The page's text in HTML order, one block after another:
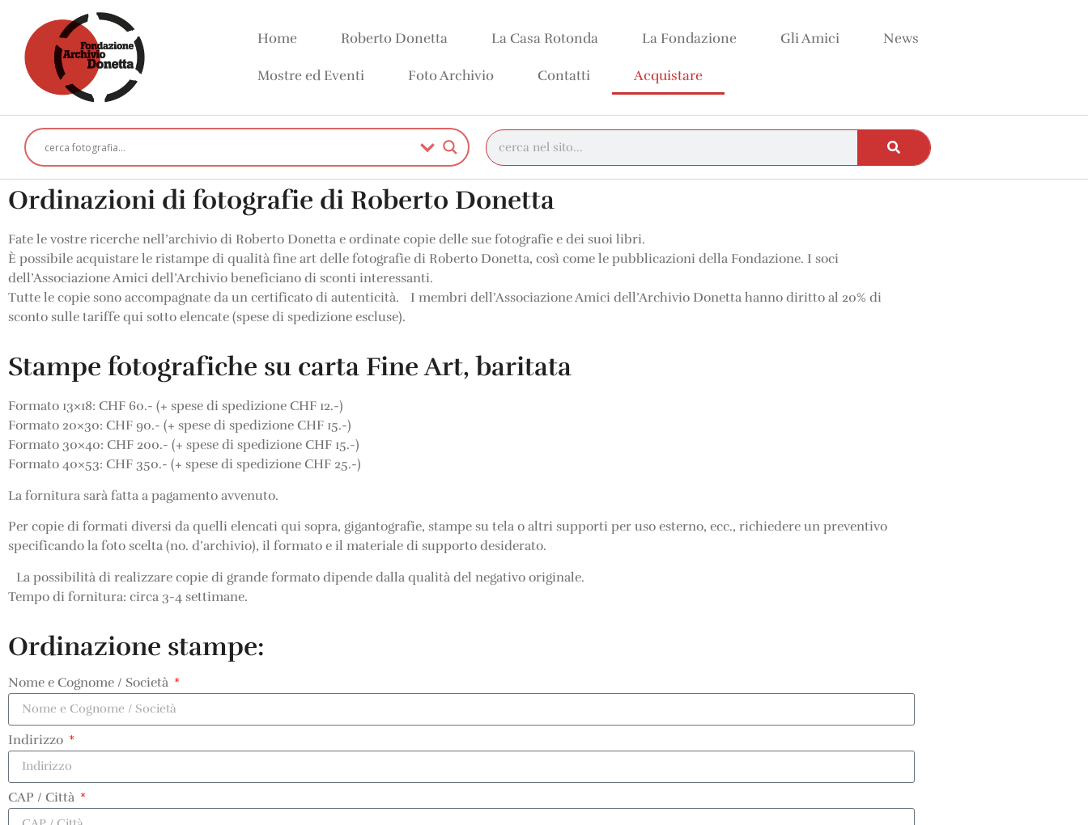
Home Roberto Donetta La Casa Rotonda La Fondazione Gli Amici News
Mostre ed Eventi Foto Archivio Contatti Acquistare
Ordinazioni di fotografie di Roberto Donetta
Fate le vostre ricerche nell’archivio di Roberto Donetta e ordinate copie delle sue fotografie e dei suoi libri.
È possibile acquistare le ristampe di qualità fine art delle fotografie di Roberto Donetta, così come le pubblicazioni della Fondazione. I soci
dell’Associazione Amici dell’Archivio beneficiano di sconti interessanti.
Tutte le copie sono accompagnate da un certificato di autenticità. I membri dell’Associazione Amici dell’Archivio Donetta hanno diritto al 20% di
sconto sulle tariffe qui sotto elencate (spese di spedizione escluse).
Stampe fotografiche su carta Fine Art, baritata
Formato 13×18: CHF 60.- (+ spese di spedizione CHF 12.-)
Formato 20×30: CHF 90.- (+ spese di spedizione CHF 15.-)
Formato 30×40: CHF 200.- (+ spese di spedizione CHF 15.-)
Formato 40×53: CHF 350.- (+ spese di spedizione CHF 25.-)
La fornitura sarà fatta a pagamento avvenuto.
Per copie di formati diversi da quelli elencati qui sopra, gigantografie, stampe su tela o altri supporti per uso esterno, ecc., richiedere un preventivo
specificando la foto scelta (no. d’archivio), il formato e il materiale di supporto desiderato.
La possibilità di realizzare copie di grande formato dipende dalla qualità del negativo originale.
Tempo di fornitura: circa 3-4 settimane.
Ordinazione stampe:
Nome e Cognome / Società
Indirizzo
CAP / Città